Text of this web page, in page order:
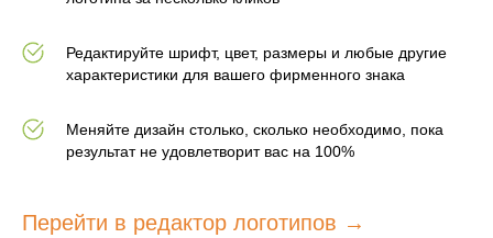
Редактируйте шрифт, цвет, размеры и любые другие
характеристики для вашего фирменного знака
Меняйте дизайн столько, сколько необходимо, пока
результат не удовлетворит вас на 100%
Перейти в редактор логотипов